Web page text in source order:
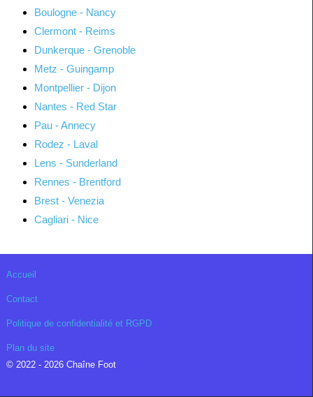
Boulogne - Nancy
Clermont - Reims
Dunkerque - Grenoble
Metz - Guingamp
Montpellier - Dijon
Nantes - Red Star
Pau - Annecy
Rodez - Laval
Lens - Sunderland
Rennes - Brentford
Brest - Venezia
Cagliari - Nice
Accueil
Contact
Politique de confidentialité et RGPD
Plan du site
© 2022 - 2026 Chaîne Foot